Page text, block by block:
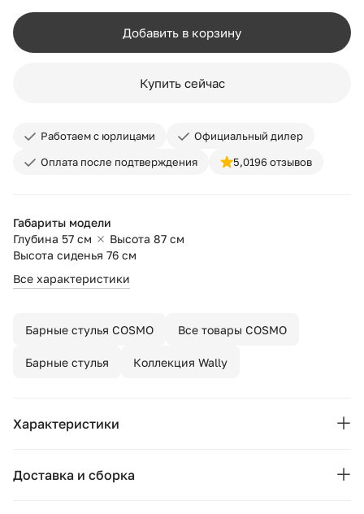
Добавить в корзину
Купить сейчас
Работаем с юрлицами
Официальный дилер
Оплата после подтверждения
5,0196 отзывов
Габариты модели
Глубина 57 см
Высота 87 см
Высота сиденья 76 см
Все характеристики
Барные стулья COSMO Все товары COSMO
Барные стулья Коллекция Wally
Характеристики
Доставка и сборка